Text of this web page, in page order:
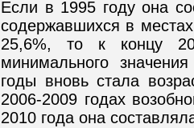
Если в 1995 году она
содержавшихся в
25,6%, то к концу
минимального
годы вновь стала
2006-2009 годах
2010 года она